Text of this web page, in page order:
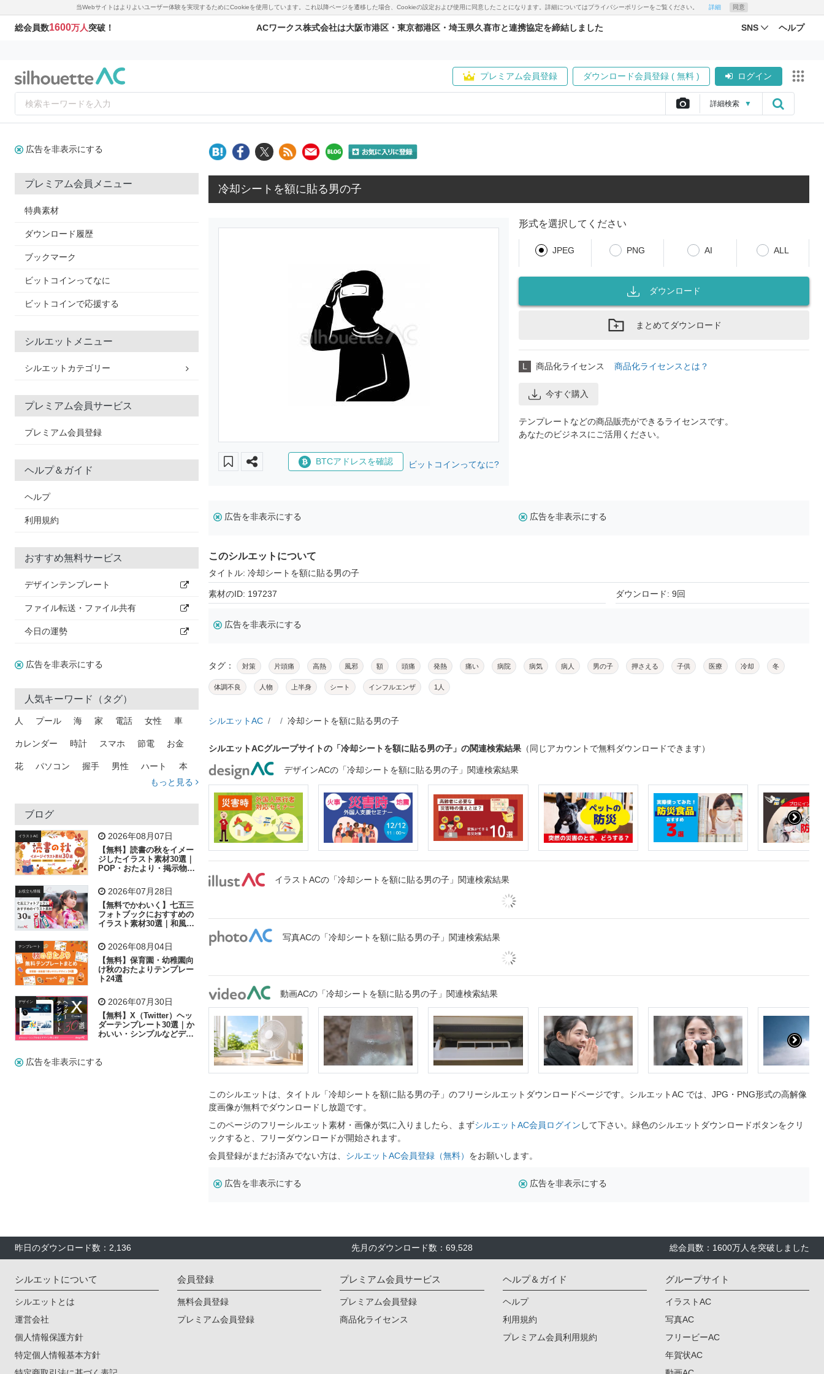
当Webサイトはよりよいユーザー体験を実現するためにCookieを使用しています。これ以降ページを遷移した場合、Cookieの設定および使用に同意したことになります。詳細についてはプライバシーポリシーをご覧ください。 詳細 同意
総会員数1600万人突破！ ACワークス株式会社は大阪市港区・東京都港区・埼玉県久喜市と連携協定を締結しました SNS ヘルプ
プレミアム会員登録 ダウンロード会員登録 ( 無料 ) ログイン
詳細検索 ▼
広告を非表示にする
プレミアム会員メニュー
特典素材
ダウンロード履歴
ブックマーク
ビットコインってなに
ビットコインで応援する
シルエットメニュー
シルエットカテゴリー
プレミアム会員サービス
プレミアム会員登録
ヘルプ＆ガイド
ヘルプ
利用規約
おすすめ無料サービス
デザインテンプレート
ファイル転送・ファイル共有
今日の運勢
広告を非表示にする
人気キーワード（タグ）
人 プール 海 家 電話 女性 車
カレンダー 時計 スマホ 節電 お金
花 パソコン 握手 男性 ハート 本
トラック 木
吹き出し
飛行機 グラフ ビル 魚 家族 書類
歩く 工場 会社 太陽 キラキラ
子供 作業員 葉 相談 ピクトグラム
もっと見る
ブログ
イラストAC 2026年08月07日
【無料】読書の秋をイメー
ジしたイラスト素材30選｜
POP・おたより・掲示物に
お役立ち情報 2026年07月28日
【無料でかわいく】七五三
フォトブックにおすすめの
イラスト素材30選｜和風の
テンプレート 2026年08月04日
【無料】保育園・幼稚園向
け秋のおたよりテンプレー
ト24選
デザイン 2026年07月30日
【無料】X（Twitter）ヘッ
ダーテンプレート30選｜か
わいい・シンプルなどデザ
広告を非表示にする
冷却シートを額に貼る男の子
BTCアドレスを確認 ビットコインってなに?
形式を選択してください
JPEG PNG AI ALL
ダウンロード
まとめてダウンロード
L 商品化ライセンス 商品化ライセンスとは？
今すぐ購入
テンプレートなどの商品販売ができるライセンスです。
あなたのビジネスにご活用ください。
広告を非表示にする 広告を非表示にする
このシルエットについて
タイトル: 冷却シートを額に貼る男の子
素材のID: 197237 ダウンロード: 9回
広告を非表示にする
タグ： 対策 片頭痛 高熱 風邪 額 頭痛 発熱 痛い 病院 病気 病人 男の子 押さえる 子供 医療 冷却 冬
体調不良 人物 上半身 シート インフルエンザ 1人
シルエットAC 冷却シートを額に貼る男の子
シルエットACグループサイトの「冷却シートを額に貼る男の子」の関連検索結果 （同じアカウントで無料ダウンロードできます）
デザインACの「冷却シートを額に貼る男の子」関連検索結果
イラストACの「冷却シートを額に貼る男の子」関連検索結果
写真ACの「冷却シートを額に貼る男の子」関連検索結果
動画ACの「冷却シートを額に貼る男の子」関連検索結果
このシルエットは、タイトル「冷却シートを額に貼る男の子」のフリーシルエットダウンロードページです。シルエットAC では、JPG・PNG形式の高解像
度画像が無料でダウンロードし放題です。
このページのフリーシルエット素材・画像が気に入りましたら、まずシルエットAC会員ログイン して下さい。緑色のシルエットダウンロードボタンをクリ
ックすると、フリーダウンロードが開始されます。
会員登録がまだお済みでない方は、 シルエットAC会員登録（無料） をお願いします。
広告を非表示にする 広告を非表示にする
昨日のダウンロード数：2,136 先月のダウンロード数：69,528 総会員数：1600万人を突破しました
シルエットについて
シルエットとは
運営会社
個人情報保護方針
特定個人情報基本方針
会員登録
無料会員登録
プレミアム会員登録
プレミアム会員サービス
プレミアム会員登録
商品化ライセンス
ヘルプ＆ガイド
ヘルプ
利用規約
プレミアム会員利用規約
グループサイト
イラストAC
写真AC
フリービーAC
年賀状AC